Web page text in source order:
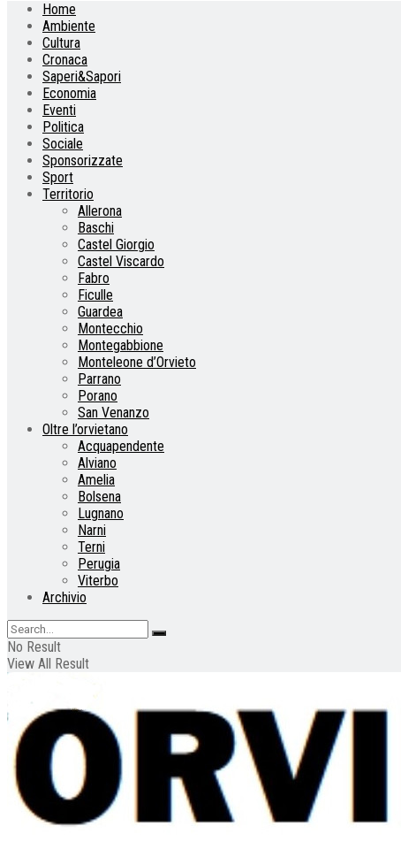
Home
Ambiente
Cultura
Cronaca
Saperi&Sapori
Economia
Eventi
Politica
Sociale
Sponsorizzate
Sport
Territorio
Allerona
Baschi
Castel Giorgio
Castel Viscardo
Fabro
Ficulle
Guardea
Montecchio
Montegabbione
Monteleone d’Orvieto
Parrano
Porano
San Venanzo
Oltre l’orvietano
Acquapendente
Alviano
Amelia
Bolsena
Lugnano
Narni
Terni
Perugia
Viterbo
Archivio
No Result
View All Result